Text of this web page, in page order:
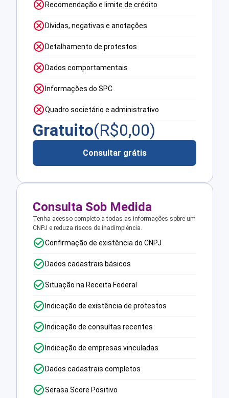
Recomendação e limite de crédito
Dívidas, negativas e anotações
Detalhamento de protestos
Dados comportamentais
Informações do SPC
Quadro societário e administrativo
Gratuito(R$0,00)
Consultar grátis
Consulta Sob Medida
Tenha acesso completo a todas as informações sobre um
CNPJ e reduza riscos de inadimplência.
Confirmação de existência do CNPJ
Dados cadastrais básicos
Situação na Receita Federal
Indicação de existência de protestos
Indicação de consultas recentes
Indicação de empresas vinculadas
Dados cadastrais completos
Serasa Score Positivo